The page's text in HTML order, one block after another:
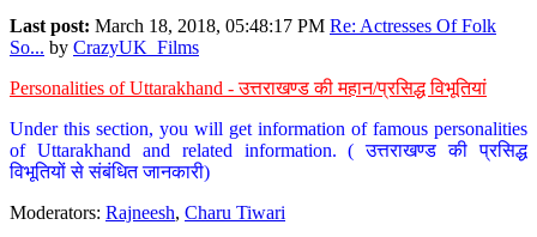
Last post: March 18, 2018, 05:48:17 PM Re: Actresses Of Folk
So... by CrazyUK_Films
Personalities of Uttarakhand - उत्तराखण्ड की महान/प्रसिद्ध विभूतियां
Under this section, you will get information of famous personalities
of Uttarakhand and related information. ( उत्तराखण्ड की प्रसिद्ध
विभूतियों से संबंधित जानकारी)
Moderators: Rajneesh, Charu Tiwari